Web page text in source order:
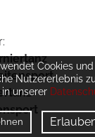
Cookies
Nutzererlebnis
unserer